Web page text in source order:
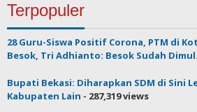
Terpopuler
28 Guru-Siswa Positif Corona, PTM di
Besok, Tri Adhianto: Besok Sudah
Bupati Bekasi: Diharapkan SDM di Sini
Kabupaten Lain - 287,319 views